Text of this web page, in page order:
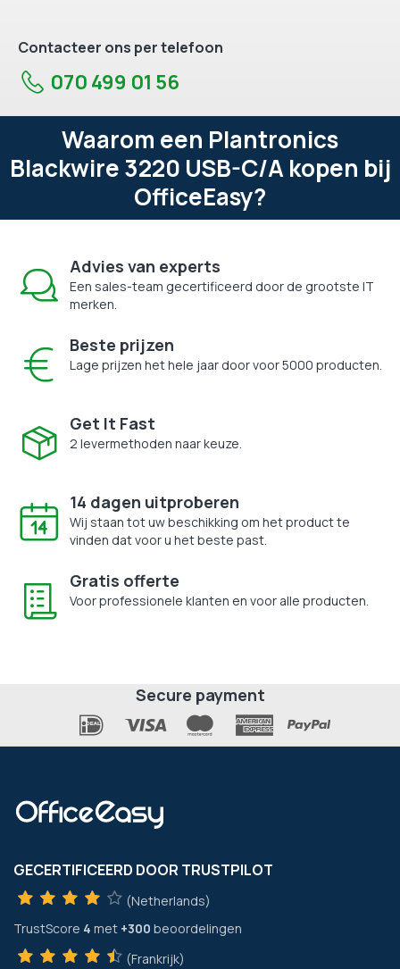
Contacteer ons per telefoon
070 499 01 56
Waarom een Plantronics
Blackwire 3220 USB-C/A kopen bij
OfficeEasy?
Advies van experts
Een sales-team gecertificeerd door de grootste IT
merken.
Beste prijzen
Lage prijzen het hele jaar door voor 5000 producten.
Get It Fast
2 levermethoden naar keuze.
14 dagen uitproberen
Wij staan tot uw beschikking om het product te
vinden dat voor u het beste past.
Gratis offerte
Voor professionele klanten en voor alle producten.
Secure payment
GECERTIFICEERD DOOR TRUSTPILOT
(Netherlands)
TrustScore 4 met +300 beoordelingen
(Frankrijk)